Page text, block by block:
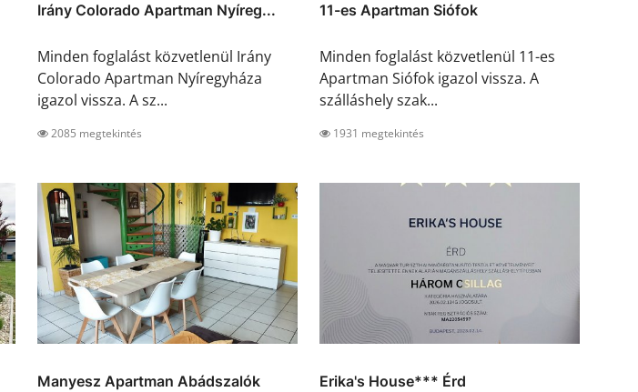
Irány Colorado Apartman Nyíreg...
Minden foglalást közvetlenül Irány
Colorado Apartman Nyíregyháza
igazol vissza. A sz...
2085 megtekintés
11-es Apartman Siófok
Minden foglalást közvetlenül 11-es
Apartman Siófok igazol vissza. A
szálláshely szak...
1931 megtekintés
Manyesz Apartman Abádszalók Erika's House*** Érd